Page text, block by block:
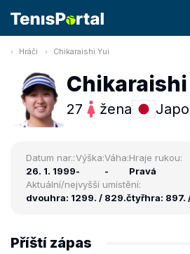
Hráči Chikaraishi Yui
27 žena
Datum nar.:
26. 1. 1999
Výška:
-
Váha:
-
Hraje rukou:
Pravá
Aktuální/nejvyšší umístění:
dvouhra: 1299. / 829.čtyřhra: 897.
Příští zápas